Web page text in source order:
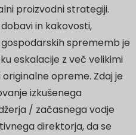
proizvodni strategiji.
in kakovosti,
sprememb je
eskalacije z več velikimi
opreme. Zdaj je
izkušenega
/ začasnega vodje
direktorja, da se